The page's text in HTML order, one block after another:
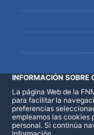
LinkedIn
INFORMACIÓN SOBRE
La página Web de la
para facilitar la
preferencias
empleamos las cookies
personal. Si continúa